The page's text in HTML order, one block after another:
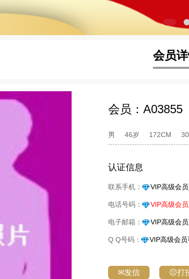
会员
会员： A03855
男 46岁 172CM
认证信息
联系手机： VIP高级会
电话号码： VIP高级会
电子邮箱： VIP高级会
Q Q号码： VIP高级会
✉发信 ☹打